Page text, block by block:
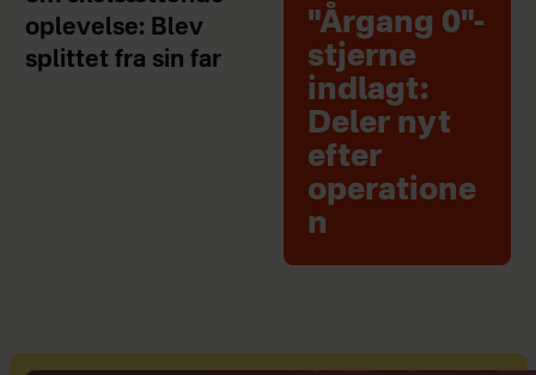
oplevelse: Blev
splittet fra sin far
"Årgang 0"-
stjerne
indlagt:
Deler nyt
efter
operatione
n